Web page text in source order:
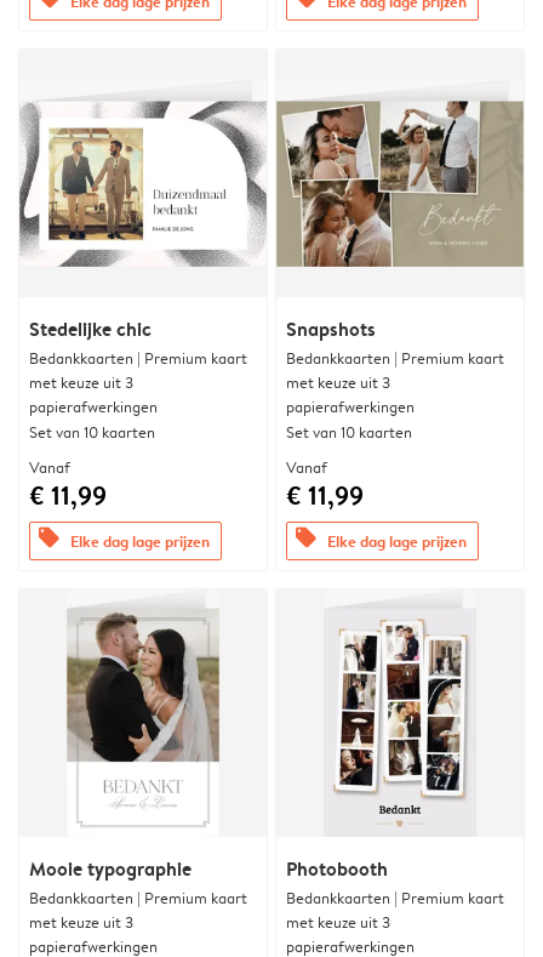
Stedelijke chic
Bedankkaarten | Premium kaart
met keuze uit 3
papierafwerkingen
Set van 10 kaarten
Vanaf
€ 11,99
offers Elke dag lage prijzen
Snapshots
Bedankkaarten | Premium kaart
met keuze uit 3
papierafwerkingen
Set van 10 kaarten
Vanaf
€ 11,99
offers Elke dag lage prijzen
Mooie typographie
Bedankkaarten | Premium kaart
met keuze uit 3
papierafwerkingen
Photobooth
Bedankkaarten | Premium kaart
met keuze uit 3
papierafwerkingen